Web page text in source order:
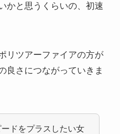
かと思うくらいの、初速
リツアーファイアの方が
良さにつながっていきま
ドをプラスしたい女